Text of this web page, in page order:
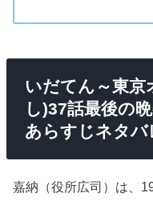
いだてん～東京
し)37話最後の
あらすじネタバ
嘉納（役所広司）は、